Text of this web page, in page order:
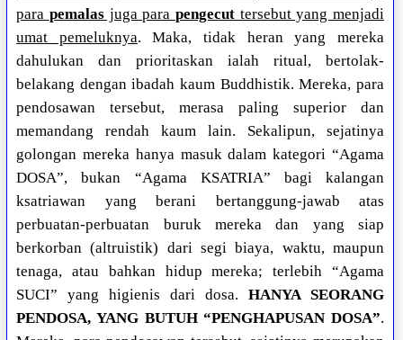
para pemalasjuga para pengecuttersebut yang menjadi
umat pemeluknya. Maka, tidak heran yang mereka
dahulukan dan prioritaskan ialah ritual, bertolak-
belakang dengan ibadah kaum Buddhistik. Mereka, para
pendosawan tersebut, merasa paling superior dan
memandang rendah kaum lain. Sekalipun, sejatinya
golongan mereka hanya masuk dalam kategori “Agama
DOSA”, bukan “Agama KSATRIA” bagi kalangan
ksatriawan yang berani bertanggung-jawab atas
perbuatan-perbuatan buruk mereka dan yang siap
berkorban (altruistik) dari segi biaya, waktu, maupun
tenaga, atau bahkan hidup mereka; terlebih “Agama
SUCI” yang higienis dari dosa.HANYA SEORANG
PENDOSA, YANG BUTUH “PENGHAPUSAN DOSA”.